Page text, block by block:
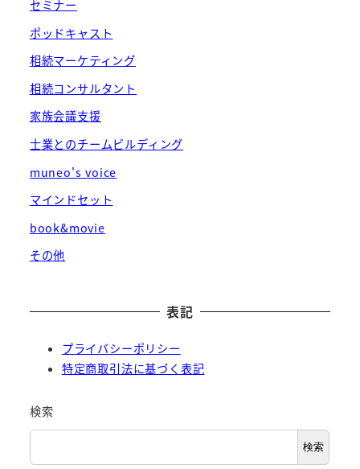
セミナー
ポッドキャスト
相続マーケティング
相続コンサルタント
家族会議支援
士業とのチームビルディング
muneo's voice
マインドセット
book&movie
その他
表記
プライバシーポリシー
特定商取引法に基づく表記
検索
検索